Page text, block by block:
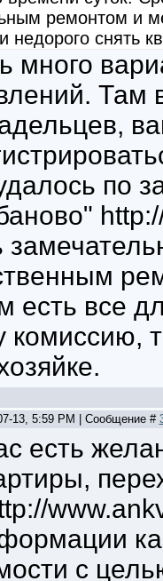
ремонтом и
недорого снять
много
Там
по
есть все
комиссию,
13, 5:59 PM | Сообщение #
есть
с